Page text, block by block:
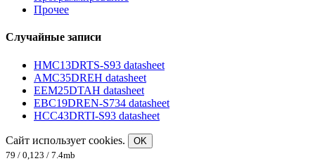
Прочее
Случайные записи
HMC13DRTS-S93 datasheet
AMC35DREH datasheet
EEM25DTAH datasheet
EBC19DREN-S734 datasheet
HCC43DRTI-S93 datasheet
Сайт использует cookies.
OK
79 / 0,123 / 7.4mb